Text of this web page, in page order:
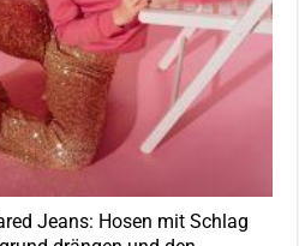
Jeans: Hosen mit Schlag